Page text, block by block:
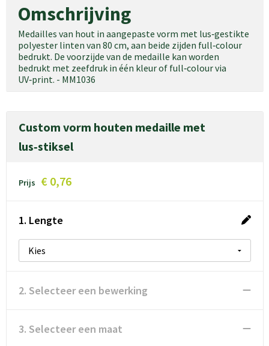
Omschrijving
Medailles van hout in aangepaste vorm met lus‑gestikte
polyester linten van 80 cm, aan beide zijden full‑colour
bedrukt. De voorzijde van de medaille kan worden
bedrukt met zeefdruk in één kleur of full‑colour via
UV‑print. - MM1036
Custom vorm houten medaille met
lus‑stiksel
Prijs € 0,76
1. Lengte
2. Selecteer een bewerking
3. Selecteer een maat